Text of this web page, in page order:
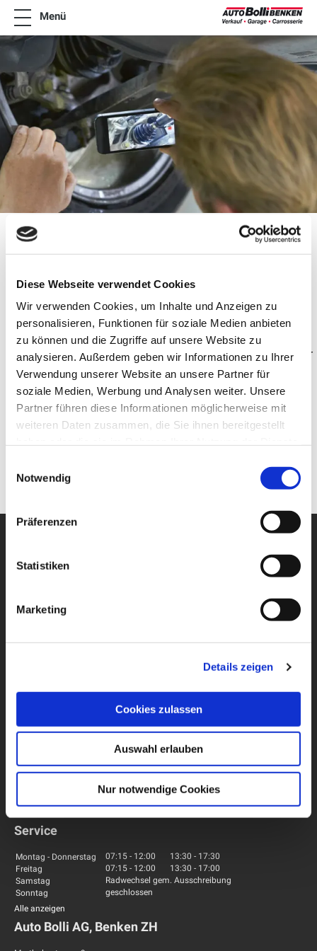
Diese Webseite verwendet Cookies
Wir verwenden Cookies, um Inhalte und Anzeigen zu
personalisieren, Funktionen für soziale Medien anbieten
zu können und die Zugriffe auf unsere Website zu
analysieren. Außerdem geben wir Informationen zu Ihrer
Verwendung unserer Website an unsere Partner für
soziale Medien, Werbung und Analysen weiter. Unsere
Partner führen diese Informationen möglicherweise mit
weiteren Daten zusammen, die Sie ihnen bereitgestellt
Notwendig
Präferenzen
Statistiken
Marketing
Details zeigen
Cookies zulassen
Auswahl erlauben
Nur notwendige Cookies
Menü
Online-Termin
Angebote
Fahrzeugangebot
Mietwagen
Tankstelle
Kontakt
Service - Cam
Zeitalter
Die Werkstatt kommt zu Ihnen - So einfach geht’s: Wo auch
immer Sie sind, was auch immer Sie tun: Unser Experte nimmt
Sie per Video mit in die Werkstatt und informiert Sie direkt über
den technischen Zustand Ihres Fahrzeugs. Individuell und
komfortabel. Vorteile:
Flexibel
News
Mietwagen
Datenschutzerklärung
Verkauf
Montag - Freitag 09:00-12.00 13:30-18:30
Samstag
09:00-14:30
geschlossen
Service
Montag - Donnerstag 07:15 - 12:00 13:30 - 17:30
Freitag
07:15 - 12:00 13:30 - 17:00
Samstag
Radwechsel gem. Ausschreibung
Sonntag
geschlossen
Alle anzeigen